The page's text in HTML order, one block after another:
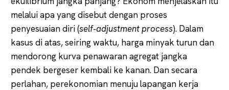
melalui apa yang disebut dengan proses
penyesuaian diri (self‐adjustment process). Dalam
kasus di atas, seiring waktu, harga minyak turun dan
mendorong kurva penawaran agregat jangka
pendek bergeser kembali ke kanan. Dan secara
perlahan, perekonomian menuju lapangan kerja